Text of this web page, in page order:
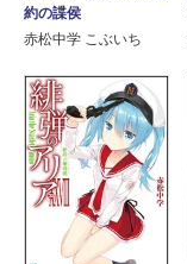
約の諜侯
赤松中学 こぶいち